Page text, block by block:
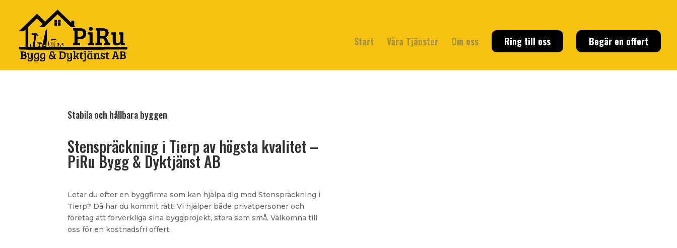
Start Våra Tjänster Om oss Ring till oss Begär en offert
Stabila och hållbara byggen
Stenspräckning i Tierp av högsta kvalitet –
PiRu Bygg & Dyktjänst AB
Letar du efter en byggfirma som kan hjälpa dig med Stenspräckning i
Tierp? Då har du kommit rätt! Vi hjälper både privatpersoner och
företag att förverkliga sina byggprojekt, stora som små. Välkomna till
oss för en kostnadsfri offert.